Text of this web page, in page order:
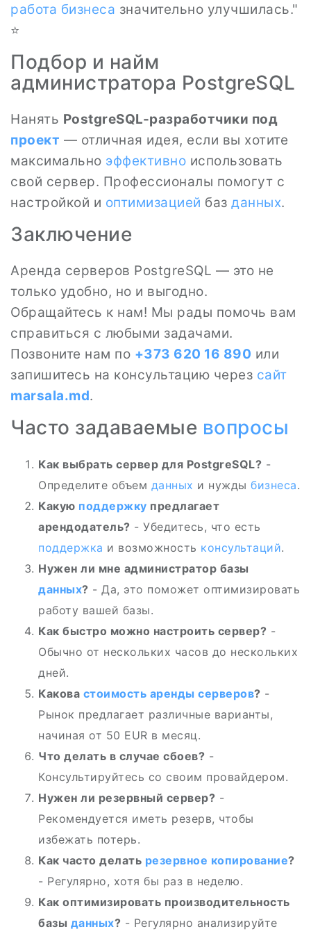
работа бизнеса значительно улучшилась."
⭐
Подбор и найм
администратора PostgreSQL
Нанять PostgreSQL-разработчики под
проект — отличная идея, если вы хотите
максимально эффективно использовать
свой сервер. Профессионалы помогут с
настройкой и оптимизацией баз данных.
Заключение
Аренда серверов PostgreSQL — это не
только удобно, но и выгодно.
Обращайтесь к нам! Мы рады помочь вам
справиться с любыми задачами.
Позвоните нам по +373 620 16 890 или
запишитесь на консультацию через сайт
marsala.md.
Часто задаваемые вопросы
Как выбрать сервер для PostgreSQL? -
Определите объем данных и нужды бизнеса.
Какую поддержку предлагает
арендодатель? - Убедитесь, что есть
поддержка и возможность консультаций.
Нужен ли мне администратор базы
данных? - Да, это поможет оптимизировать
работу вашей базы.
Как быстро можно настроить сервер? -
Обычно от нескольких часов до нескольких
дней.
Какова стоимость аренды серверов? -
Рынок предлагает различные варианты,
начиная от 50 EUR в месяц.
Что делать в случае сбоев? -
Консультируйтесь со своим провайдером.
Нужен ли резервный сервер? -
Рекомендуется иметь резерв, чтобы
избежать потерь.
Как часто делать резервное копирование?
- Регулярно, хотя бы раз в неделю.
Как оптимизировать производительность
базы данных? - Регулярно анализируйте